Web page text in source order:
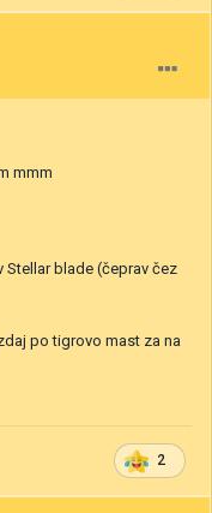
mmm
blade (čeprav čez
po tigrovo mast za na
2